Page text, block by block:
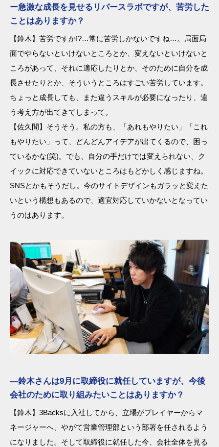
ー急激な成長を見せるリバースラボですが、苦労した
ことはありますか？
【鈴木】苦労ですか!?…常に苦労しかないですね…。局面局
面でやらないといけないところとか、変えないといけないと
ころがあって、それに適応したりとか、そのために自分を成
長させたりとか、そういうところはすごい苦労しています。
ちょっと成長しても、また違うスキルが必要になったり、違
う考え方が出てきてしまって。
【佐久間】そうそう。私の方も、「あれもやりたい」「これ
もやりたい」って、どんどんアイデアが出てくるので、困っ
ているかな(笑)。でも、自分の手だけでは変えられない、ク
イックに対応できていないところはもどかしく感じますね。
SNSとかもそうだし。今のサイトデザインもガラッと変えた
いという構想もあるので、適宜対応していかないとなってい
うのはあります。
―鈴木さんは9月に取締役に就任していますが、今後
会社のために取り組みたいことはありますか？
【鈴木】3Backsに入社してから、立場がプレイヤーからマ
ネージャーへ、やがて営業管理部という部署を任されるよう
になりました。そして取締役に就任した今、会社全体を見る